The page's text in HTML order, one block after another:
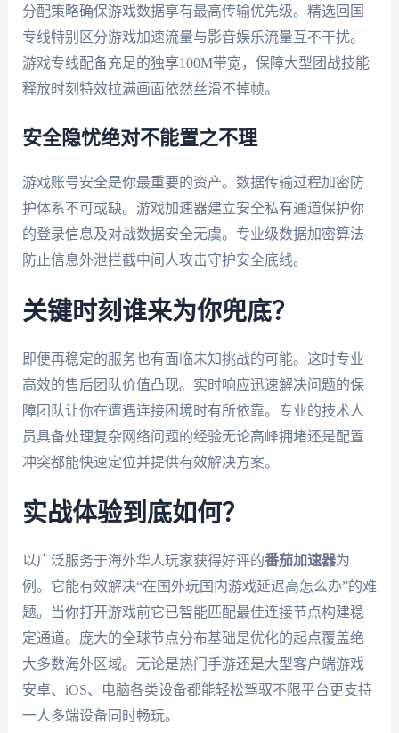
分配策略确保游戏数据享有最高传输优先级。精选回国
专线特别区分游戏加速流量与影音娱乐流量互不干扰。
游戏专线配备充足的独享100M带宽，保障大型团战技能
释放时刻特效拉满画面依然丝滑不掉帧。
安全隐忧绝对不能置之不理
游戏账号安全是你最重要的资产。数据传输过程加密防
护体系不可或缺。游戏加速器建立安全私有通道保护你
的登录信息及对战数据安全无虞。专业级数据加密算法
防止信息外泄拦截中间人攻击守护安全底线。
关键时刻谁来为你兜底？
即便再稳定的服务也有面临未知挑战的可能。这时专业
高效的售后团队价值凸现。实时响应迅速解决问题的保
障团队让你在遭遇连接困境时有所依靠。专业的技术人
员具备处理复杂网络问题的经验无论高峰拥堵还是配置
冲突都能快速定位并提供有效解决方案。
实战体验到底如何？
以广泛服务于海外华人玩家获得好评的番茄加速器为
例。它能有效解决“在国外玩国内游戏延迟高怎么办”的难
题。当你打开游戏前它已智能匹配最佳连接节点构建稳
定通道。庞大的全球节点分布基础是优化的起点覆盖绝
大多数海外区域。无论是热门手游还是大型客户端游戏
安卓、iOS、电脑各类设备都能轻松驾驭不限平台更支持
一人多端设备同时畅玩。